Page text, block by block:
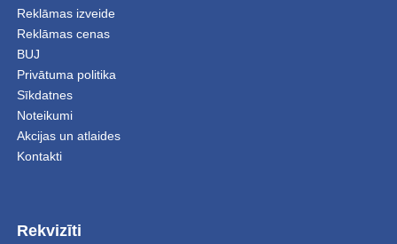
Reklāmas izveide
Reklāmas cenas
BUJ
Privātuma politika
Sīkdatnes
Noteikumi
Akcijas un atlaides
Kontakti
Rekvizīti